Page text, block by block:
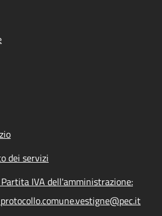
dei servizi
IVA dell'amministrazione: